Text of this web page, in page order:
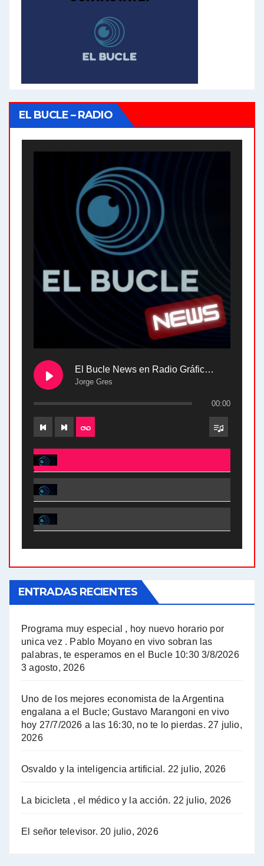
EL BUCLE – RADIO
El Bucle News en Radio Gráfica. Bloque 2 . 28.04.24
Jorge Gres
00:00
El Bucle News en Radio Gráfica. Bloque 2 . 28.04.24 - Jorge Gres
El Bucle News en Radio Gráfica. Bloque 1 . 28.04.24 - Jorge Gres
El Bucle News en Radio Gráfica. Bloque 2 . 21.04.24 - Jorge Gres
A mayor poder al empresariado le cuesta encontrar resistencia - Jose Urtubey con Jorge Gres
Hugo Yasky : Día de la Militancia - Hugo Yasky con Jorge Gres
Hugo Yasky sobre la Coordinadora de las Industrias de Productos Alimenticios (COPAL) - Hugo Yasky con Jorge Gres
Pablo Moyano sobre el espionaje: "Estos personajes siniestros han hecho mucho daño" - Pablo Moyano con Jorge Gres
ENTRADAS RECIENTES
Programa muy especial , hoy nuevo horario por
unica vez . Pablo Moyano en vivo sobran las
palabras, te esperamos en el Bucle 10:30 3/8/2026
3 agosto, 2026
Uno de los mejores economista de la Argentina
engalana a el Bucle; Gustavo Marangoni en vivo
hoy 27/7/2026 a las 16:30, no te lo pierdas. 27 julio,
2026
Osvaldo y la inteligencia artificial. 22 julio, 2026
La bicicleta , el médico y la acción. 22 julio, 2026
El señor televisor. 20 julio, 2026